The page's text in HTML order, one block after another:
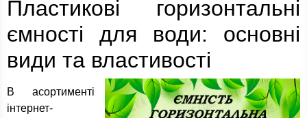
Пластикові горизонтальні
ємності для води: основні
види та властивості
В асортименті
інтернет-